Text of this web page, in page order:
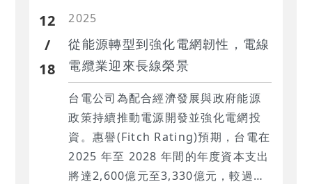
12
/
18
2025
從能源轉型到強化電網韌性，電線
電纜業迎來長線榮景
台電公司為配合經濟發展與政府能源
政策持續推動電源開發並強化電網投
資。惠譽(Fitch Rating)預期，台電在
2025 年至 2028 年間的年度資本支出
將達2,600億元至3,330億元，較過去